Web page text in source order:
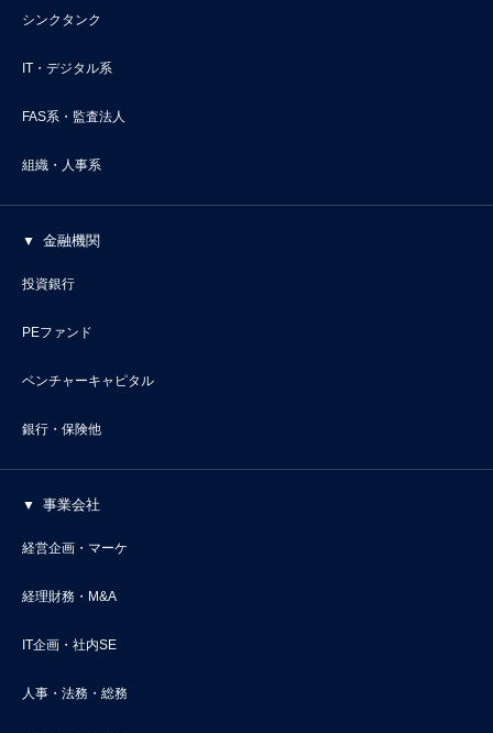
シンクタンク
IT・デジタル系
FAS系・監査法人
組織・人事系
金融機関
投資銀行
PEファンド
ベンチャーキャピタル
銀行・保険他
事業会社
経営企画・マーケ
経理財務・M&A
IT企画・社内SE
人事・法務・総務